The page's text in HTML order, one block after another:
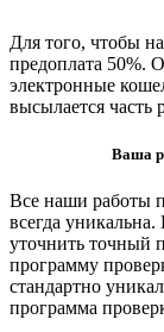
Для того, чтобы
предоплата 50%.
электронные
высылается часть
Ваша
Все наши работы
всегда
уточнить точный
программу
стандартно
программа